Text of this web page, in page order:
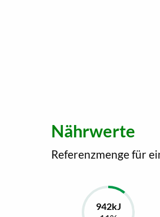
Nährwerte
Referenzmenge für